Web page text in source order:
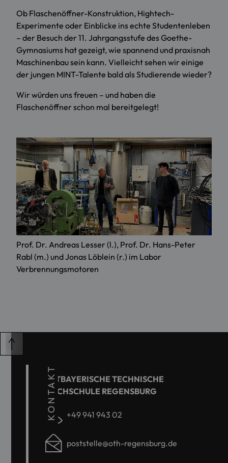
Ob Flaschenöffner-Konstruktion, Hightech-
Experimente oder Einblicke ins echte Studentenleben
– der Besuch der 11. Jahrgangsstufe des Goethe-
Gymnasiums hat gezeigt, wie spannend und praxisnah
Maschinenbau sein kann. Vielleicht sehen wir einige
der jungen MINT-Talente bald als Studierende wieder?
Wir würden uns freuen – und haben die
Flaschenöffner schon mal bereitgelegt!
Prof. Dr. Andreas Lesser (l.), Prof. Dr. Hans-Peter
Rabl (m.) und Jonas Löblein (r.) im Labor
Verbrennungsmotoren
KONTAKT
OSTBAYERISCHE TECHNISCHE
HOCHSCHULE REGENSBURG
+49 941 943 02
poststelle@oth-regensburg.de